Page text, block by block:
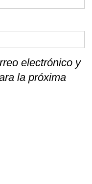
electrónico y
la próxima